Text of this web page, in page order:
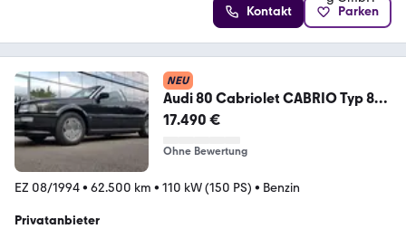
Kontakt Parken
NEU
Audi 80 Cabriolet CABRIO Typ 89
Oldtimer V...
17.490 €
Ohne Bewertung
EZ 08/1994• 62.500 km • 110 kW (150 PS) • Benzin
Privatanbieter